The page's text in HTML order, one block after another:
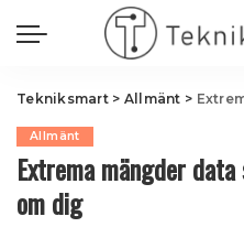
Tekniksmart> Allmänt > Extrema
Allmänt
Extrema mängder
om dig